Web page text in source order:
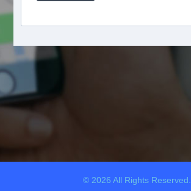
© 2026 All Rights Reserved.